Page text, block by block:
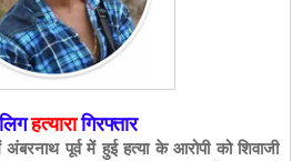
हत्यारागिरफ्तार
पूर्व में हुई हत्या के आरोपी को शिवाजी